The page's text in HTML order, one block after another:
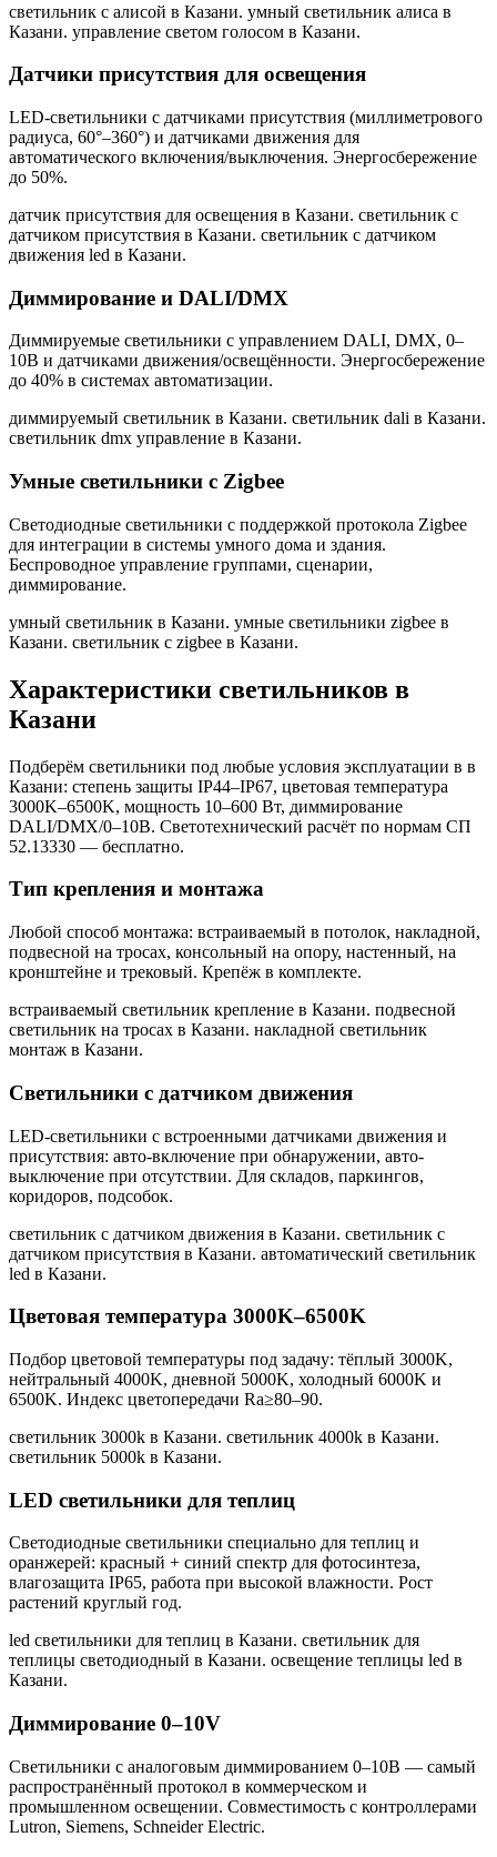
светильник с алисой в Казани. умный светильник алиса в
Казани. управление светом голосом в Казани.
Датчики присутствия для освещения
LED-светильники с датчиками присутствия (миллиметрового
радиуса, 60°–360°) и датчиками движения для
автоматического включения/выключения. Энергосбережение
до 50%.
датчик присутствия для освещения в Казани. светильник с
датчиком присутствия в Казани. светильник с датчиком
движения led в Казани.
Диммирование и DALI/DMX
Диммируемые светильники с управлением DALI, DMX, 0–
10В и датчиками движения/освещённости. Энергосбережение
до 40% в системах автоматизации.
диммируемый светильник в Казани. светильник dali в Казани.
светильник dmx управление в Казани.
Умные светильники с Zigbee
Светодиодные светильники с поддержкой протокола Zigbee
для интеграции в системы умного дома и здания.
Беспроводное управление группами, сценарии,
диммирование.
умный светильник в Казани. умные светильники zigbee в
Казани. светильник с zigbee в Казани.
Характеристики светильников в
Казани
Подберём светильники под любые условия эксплуатации в в
Казани: степень защиты IP44–IP67, цветовая температура
3000K–6500K, мощность 10–600 Вт, диммирование
DALI/DMX/0–10В. Светотехнический расчёт по нормам СП
52.13330 — бесплатно.
Тип крепления и монтажа
Любой способ монтажа: встраиваемый в потолок, накладной,
подвесной на тросах, консольный на опору, настенный, на
кронштейне и трековый. Крепёж в комплекте.
встраиваемый светильник крепление в Казани. подвесной
светильник на тросах в Казани. накладной светильник
монтаж в Казани.
Светильники с датчиком движения
LED-светильники с встроенными датчиками движения и
присутствия: авто-включение при обнаружении, авто-
выключение при отсутствии. Для складов, паркингов,
коридоров, подсобок.
светильник с датчиком движения в Казани. светильник с
датчиком присутствия в Казани. автоматический светильник
led в Казани.
Цветовая температура 3000K–6500K
Подбор цветовой температуры под задачу: тёплый 3000K,
нейтральный 4000K, дневной 5000K, холодный 6000K и
6500K. Индекс цветопередачи Ra≥80–90.
светильник 3000k в Казани. светильник 4000k в Казани.
светильник 5000k в Казани.
LED светильники для теплиц
Светодиодные светильники специально для теплиц и
оранжерей: красный + синий спектр для фотосинтеза,
влагозащита IP65, работа при высокой влажности. Рост
растений круглый год.
led светильники для теплиц в Казани. светильник для
теплицы светодиодный в Казани. освещение теплицы led в
Казани.
Диммирование 0–10V
Светильники с аналоговым диммированием 0–10В — самый
распространённый протокол в коммерческом и
промышленном освещении. Совместимость с контроллерами
Lutron, Siemens, Schneider Electric.